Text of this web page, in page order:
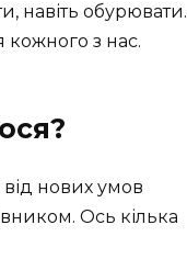
навіть обурювати.
з нас.
від нових умов
Ось кілька